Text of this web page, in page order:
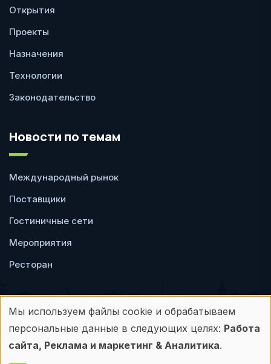
Открытия
Проекты
Назначения
Технологии
Законодательство
Новости по темам
Международный рынок
Поставщики
Гостиничные сети
Мероприятия
Ресторан
Пользовательское
соглашение
Политика
конфиденциальности
Использование
персональных
Мы используем файлы cookie и обрабатываем
персональные данные в следующих целях: Работа
сайта, Реклама и маркетинг & Аналитика.